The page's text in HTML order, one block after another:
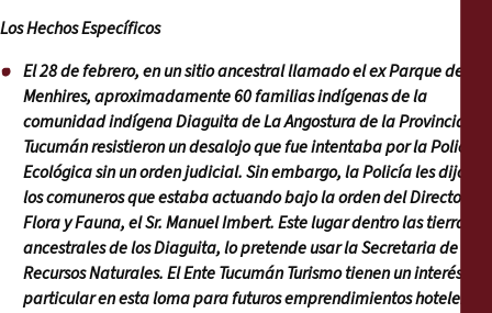
Los Hechos Específicos
El 28 de febrero, en un sitio ancestral llamado el ex Parque de los
Menhires, aproximadamente 60 familias indígenas de la
comunidad indígena Diaguita de La Angostura de la Provincia de
Tucumán resistieron un desalojo que fue intentaba por la Policía
Ecológica sin un orden judicial. Sin embargo, la Policía les dijo a
los comuneros que estaba actuando bajo la orden del Director de
Flora y Fauna, el Sr. Manuel Imbert. Este lugar dentro las tierras
ancestrales de los Diaguita, lo pretende usar la Secretaria de
Recursos Naturales. El Ente Tucumán Turismo tienen un interés
particular en esta loma para futuros emprendimientos hoteleros.